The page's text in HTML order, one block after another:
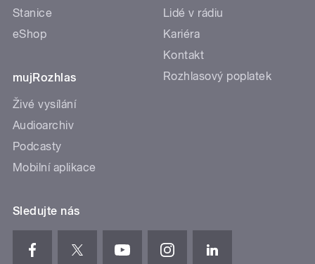
Stanice
eShop
mujRozhlas
Živé vysílání
Audioarchiv
Podcasty
Mobilní aplikace
Lidé v rádiu
Kariéra
Kontakt
Rozhlasový poplatek
Sledujte nás